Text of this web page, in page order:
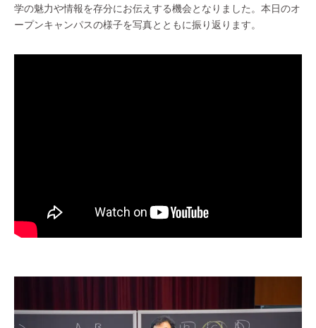
学の魅力や情報を存分にお伝えする機会となりました。本日のオ
ープンキャンパスの様子を写真とともに振り返ります。